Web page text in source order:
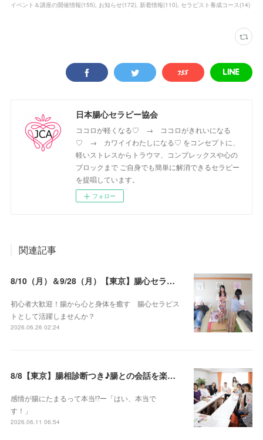
イベント＆講座の開催情報(155) お知らせ(172) 新着情報(110) セラピスト養成コース(14)
日本腸心セラピー協会
ココロが軽くなる♡ → ココロがきれいになる
♡ → カワイイわたしになる♡ をコンセプトに、
軽いストレスからトラウマ、コンプレックスや心の
ブロックまで ご自身でも簡単に解消できるセラピー
を提唱しています。
フォロー
関連記事
8/10（月）＆9/28（月）【東京】腸心セラピスト養成コース《２日間コース》開講決定
初心者大歓迎！腸から心と身体を癒す 腸心セラピス
トとして活躍しませんか？
2026.06.26 02:24
8/8【東京】腸相診断つき♪腸との会話を楽しむ♡腸心セラピー♪お試し体験会
感情が腸にたまるって本当⁉️ー「はい、本当で
す！」
2026.06.11 06:54